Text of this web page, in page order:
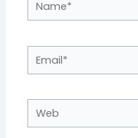
Email*
Web